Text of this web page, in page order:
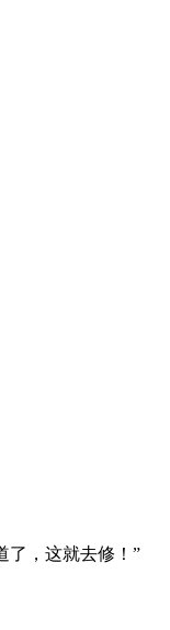
了，这就去修！”